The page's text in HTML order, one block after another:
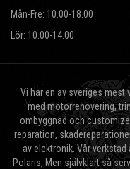
Mån-Fre: 10.00-18.00
Lör: 10.00-14.00
Vi har en av sveriges
med motorrenovering,
ombyggnad och
reparation,
av elektronik. Vår
Polaris, Men självklart så